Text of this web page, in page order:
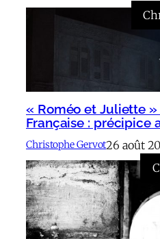
« Roméo et Juliette
Française : précipice
Christophe Gervot26 août